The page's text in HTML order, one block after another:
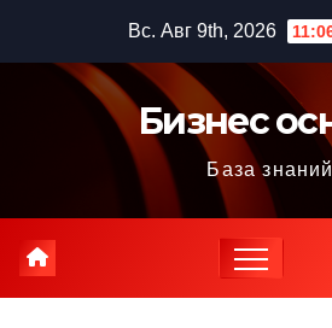
содержимому
Вс. Авг 9th, 2026
Бизнес
База знаний